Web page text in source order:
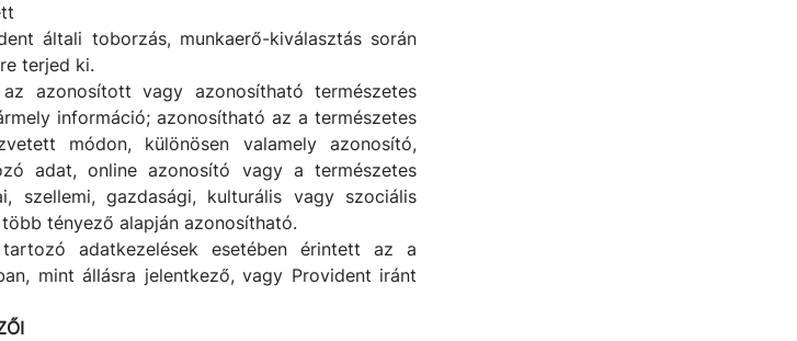
általi toborzás, munkaerő-kiválasztás során
terjed ki.
azonosított vagy azonosítható természetes
információ; azonosítható az a természetes
módon, különösen valamely azonosító,
adat, online azonosító vagy a természetes
szellemi, gazdasági, kulturális vagy szociális
tényező alapján azonosítható.
adatkezelések esetében érintett az a
mint állásra jelentkező, vagy Provident iránt